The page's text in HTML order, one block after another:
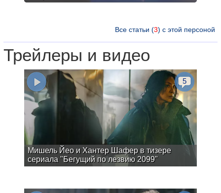
Все статьи (3) с этой персоной
Трейлеры и видео
Мишель Йео и Хантер Шафер в тизере
сериала "Бегущий по лезвию 2099"
5